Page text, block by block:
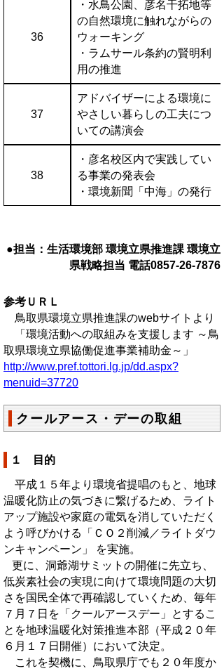
36
・水鳥公園、彦名干拓地等
の自然環境に触れながらの
ウォーキング
・ラムサール条約の賢明利
用の推進
37
アドバイザーによる環境に
やさしい暮らしの工夫につ
いての講演会
38
・彦名校区内で実践してい
る事業の発表会
・環境新聞「中海」の発行
●担当：生活環境部 環境立県推進課 環境立
県戦略担当 電話0857-26-7876
参考ＵＲＬ
鳥取県環境立県推進課のwebサイトより
「環境活動への取組みを支援します ～鳥
取県環境立県協働促進事業補助金～」
http://www.pref.tottori.lg.jp/dd.aspx?
menuid=37720
クールアース・デーの取組
１ 目的
平成１５年より環境省提唱のもと、地球
温暖化防止の気づきに繋げるため、ライト
アップ施設や家庭の電気を消していただく
よう呼びかける「ＣＯ２削減／ライトダウ
ンキャンペーン」 を実施。
更に、洞爺湖サミットの開催に先立ち、
低炭素社会の実現に向けて環境問題の大切
さを国民全体で再確認していくため、毎年
７月７日を「クールアースデー」とするこ
とを地球温暖化対策推進本部（平成２０年
６月１７日開催）において決定。
これを契機に、鳥取県庁でも２０年度か